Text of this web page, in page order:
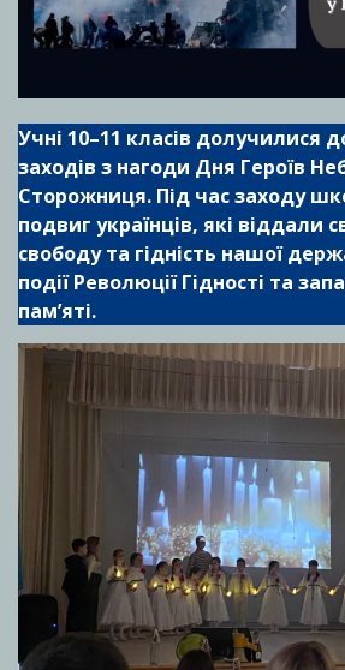
Учні 10–11 класів долучилися
заходів з нагоди Дня Героїв
Сторожниця. Під час заходу
подвиг українців, які віддали
свободу та гідність нашої
події Революції Гідності та
пам’яті.